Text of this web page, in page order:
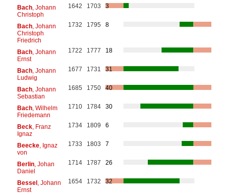
Bach, Johann
Christoph
1642 1703 3
Bach, Johann
Christoph
Friedrich
1732 1795 8
Bach, Johann
Ernst
1722 1777 18
Bach, Johann
Ludwig
1677 1731 31
Bach, Johann
Sebastian
1685 1750 40
Bach, Wilhelm
Friedemann
1710 1784 30
Beck, Franz
Ignaz
1734 1809 6
Beecke, Ignaz
von
1733 1803 7
Berlin, Johan
Daniel
1714 1787 26
Bessel, Johann
Ernst
1654 1732 32